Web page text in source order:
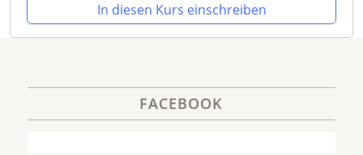
In diesen Kurs einschreiben
FACEBOOK